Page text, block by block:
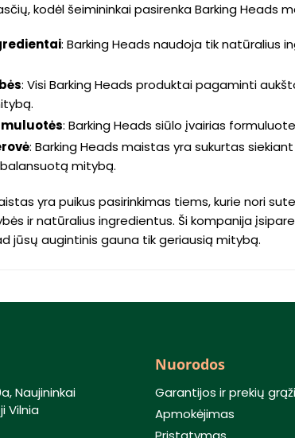
kodėl šeimininkai pasirenka Barking Heads
: Barking Heads naudoja tik natūralius
: Visi Barking Heads produktai pagaminti
: Barking Heads siūlo įvairias
: Barking Heads maistas yra sukurtas
mitybą.
yra puikus pasirinkimas tiems, kurie nori
ir natūralius ingredientus. Ši kompanija
jūsų augintinis gauna tik geriausią mitybą.
Naujininkai
Vilnia
Nuorodos
Garantijos ir prekių
Apmokėjimas